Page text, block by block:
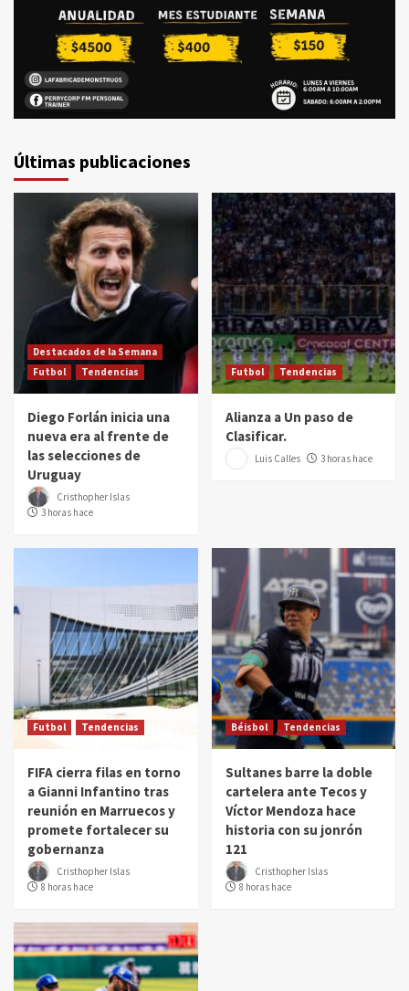
Últimas publicaciones
Destacados de la Semana
Futbol
Tendencias
Diego Forlán inicia una
nueva era al frente de
las selecciones de
Uruguay
Cristhopher Islas
3 horas hace
Futbol Tendencias
Alianza a Un paso de
Clasificar.
Luis Calles 3 horas hace
Futbol Tendencias
FIFA cierra filas en torno
a Gianni Infantino tras
reunión en Marruecos y
promete fortalecer su
gobernanza
Cristhopher Islas
8 horas hace
Béisbol Tendencias
Sultanes barre la doble
cartelera ante Tecos y
Víctor Mendoza hace
historia con su jonrón
121
Cristhopher Islas
8 horas hace